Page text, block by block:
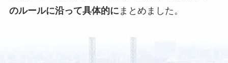
のルールに沿って具体的に まとめました。